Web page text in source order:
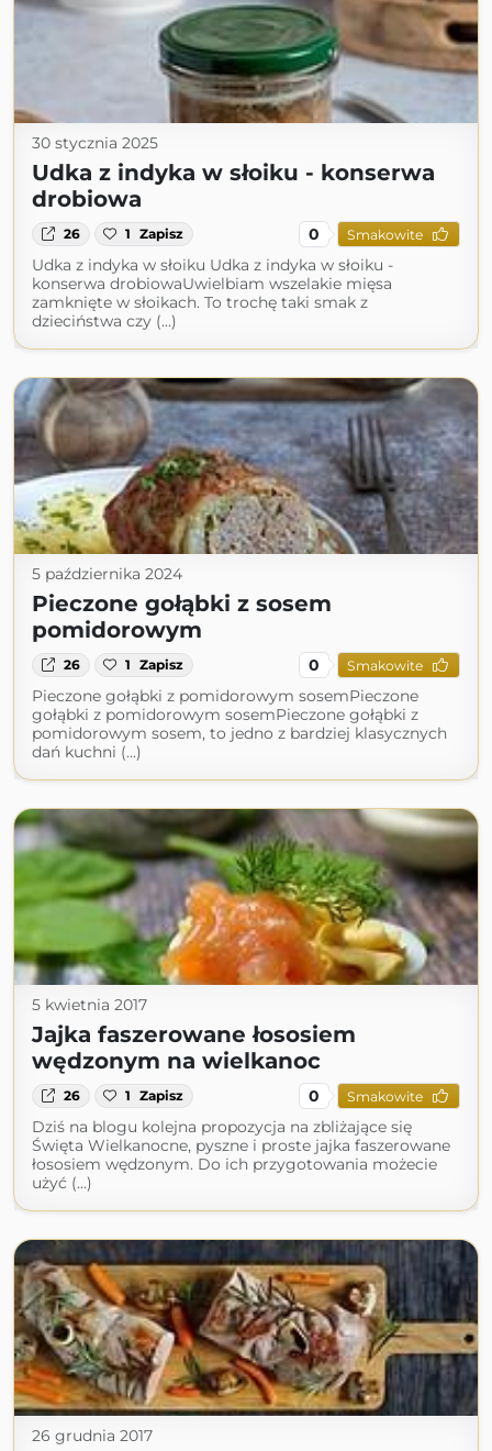
30 stycznia 2025
Udka z indyka w słoiku - konserwa
drobiowa
26 1 Zapisz 0 Smakowite
Udka z indyka w słoiku Udka z indyka w słoiku -
konserwa drobiowaUwielbiam wszelakie mięsa
zamknięte w słoikach. To trochę taki smak z
dzieciństwa czy (...)
5 października 2024
Pieczone gołąbki z sosem
pomidorowym
26 1 Zapisz 0 Smakowite
Pieczone gołąbki z pomidorowym sosemPieczone
gołąbki z pomidorowym sosemPieczone gołąbki z
pomidorowym sosem, to jedno z bardziej klasycznych
dań kuchni (...)
5 kwietnia 2017
Jajka faszerowane łososiem
wędzonym na wielkanoc
26 1 Zapisz 0 Smakowite
Dziś na blogu kolejna propozycja na zbliżające się
Święta Wielkanocne, pyszne i proste jajka faszerowane
łososiem wędzonym. Do ich przygotowania możecie
użyć (...)
26 grudnia 2017